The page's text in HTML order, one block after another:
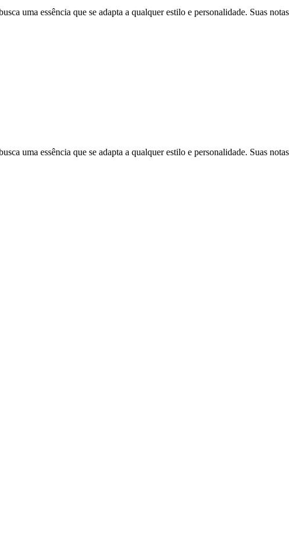
uma essência que se adapta a qualquer estilo e personalidade. Suas notas
uma essência que se adapta a qualquer estilo e personalidade. Suas notas